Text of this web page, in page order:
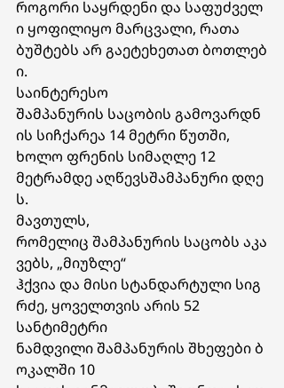
როგორი საყრდენი და საფუძველ
ი ყოფილიყო მარცვალი, რათა
ბუშტებს არ გაეტეხეთათ ბოთლებ
ი.
საინტერესო
შამპანურის საცობის გამოვარდნ
ის სიჩქარეა 14 მეტრი წუთში,
ხოლო ფრენის სიმაღლე 12
მეტრამდე აღწევსშამპანურიდღე
ს.
მავთულს,
რომელიც შამპანურის საცობს აკა
ვებს, „მიუზლე“
ჰქვია და მისი სტანდარტული სიგ
რძე, ყოველთვის არის 52
სანტიმეტრი
ნამდვილი შამპანურის შხეფები ბ
ოკალში 10